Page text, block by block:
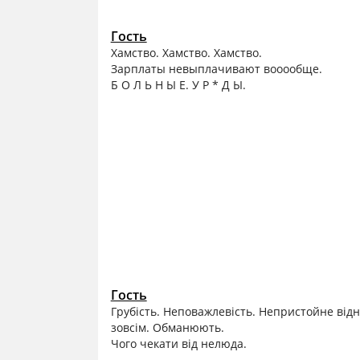
Гость
Хамство. Хамство. Хамство.
Зарплаты невыплачивают вооообще.
Б О Л Ь Н Ы Е. У Р * Д Ы.
Гость
Грубість. Неповажлевість. Непристойне
зовсім. Обманюють.
Чого чекати від нелюда.